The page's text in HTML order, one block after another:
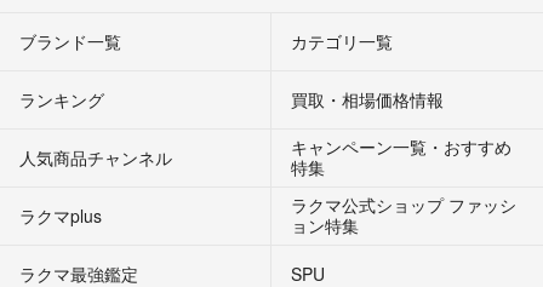
ブランド一覧 カテゴリ一覧
ランキング 買取・相場価格情報
人気商品チャンネル
キャンペーン一覧・おすすめ
特集
ラクマplus
ラクマ公式ショップ ファッシ
ョン特集
ラクマ最強鑑定
SPU